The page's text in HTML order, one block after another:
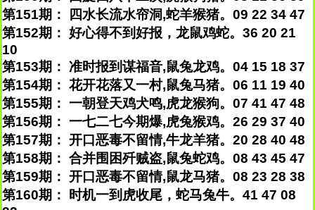
第151期： 四水长流水帘洞,蛇羊猴猪。09 22 34 47
第152期： 好心得不到好报，龙鼠鸡蛇。36 20 21
10
第153期： 准时报到谋福音,鼠兔龙鸡。04 15 18 37
第154期： 花开花落又一村,鼠兔马猪。06 11 19 40
第155期： 一朝登天鸡犬鸣,虎龙猴狗。07 41 47 48
第156期： 一七二七今期爆,虎兔猴鸡。26 29 37 40
第157期： 开口恶毒不留情,牛龙羊猪。20 28 40 48
第158期： 合并围困歼贼盗,鼠兔蛇鸡。08 43 45 47
第159期： 开口恶毒不留情,鼠龙马猪。08 23 28 38
第160期： 时机一到虎收尾，蛇马兔牛。41 47 08